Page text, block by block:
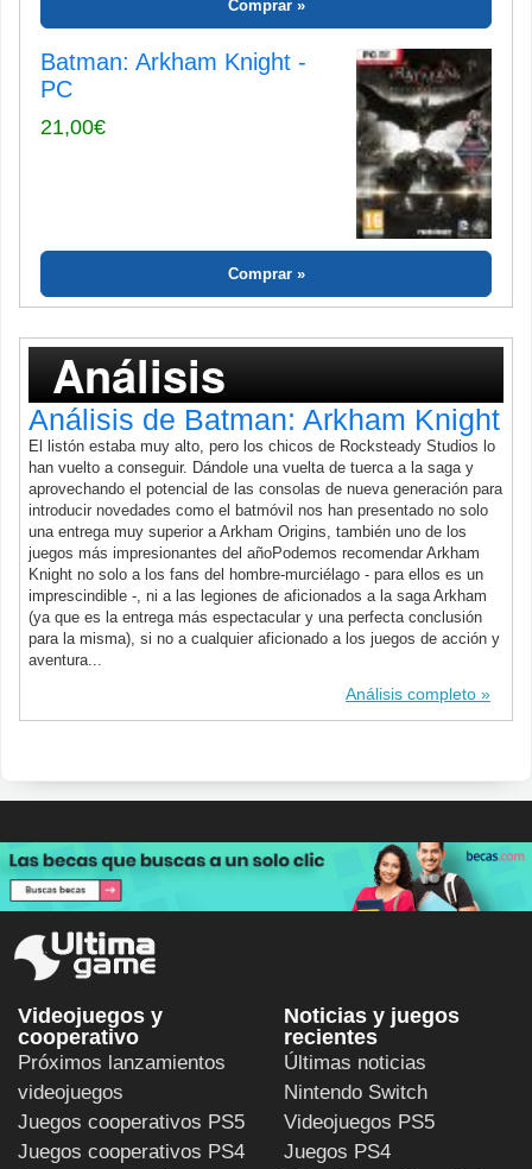
Comprar
Batman: Arkham Knight -
PC
21,00€
Comprar
Análisis
Análisis de Batman: Arkham Knight
El listón estaba muy alto, pero los chicos de Rocksteady Studios lo
han vuelto a conseguir. Dándole una vuelta de tuerca a la saga y
aprovechando el potencial de las consolas de nueva generación para
introducir novedades como el batmóvil nos han presentado no solo
una entrega muy superior a Arkham Origins, también uno de los
juegos más impresionantes del añoPodemos recomendar Arkham
Knight no solo a los fans del hombre-murciélago - para ellos es un
imprescindible -, ni a las legiones de aficionados a la saga Arkham
(ya que es la entrega más espectacular y una perfecta conclusión
para la misma), si no a cualquier aficionado a los juegos de acción y
aventura...
Análisis completo
Videojuegos y
cooperativo
Próximos lanzamientos
videojuegos
Juegos cooperativos PS5
Juegos cooperativos PS4
Noticias y juegos
recientes
Últimas noticias
Nintendo Switch
Videojuegos PS5
Juegos PS4